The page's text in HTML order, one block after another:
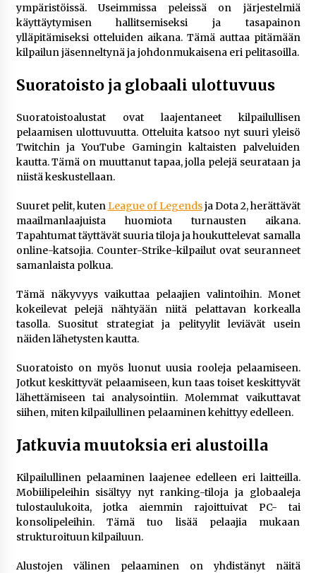
ympäristöissä. Useimmissa peleissä on järjestelmiä
käyttäytymisen hallitsemiseksi ja tasapainon
ylläpitämiseksi otteluiden aikana. Tämä auttaa pitämään
kilpailun jäsenneltynä ja johdonmukaisena eri pelitasoilla.
Suoratoisto ja globaali ulottuvuus
Suoratoistoalustat ovat laajentaneet kilpailullisen
pelaamisen ulottuvuutta. Otteluita katsoo nyt suuri yleisö
Twitchin ja YouTube Gamingin kaltaisten palveluiden
kautta. Tämä on muuttanut tapaa, jolla pelejä seurataan ja
niistä keskustellaan.
Suuret pelit, kutenLeague of Legendsja Dota 2, herättävät
maailmanlaajuista huomiota turnausten aikana.
Tapahtumat täyttävät suuria tiloja ja houkuttelevat samalla
online-katsojia. Counter-Strike-kilpailut ovat seuranneet
samanlaista polkua.
Tämä näkyvyys vaikuttaa pelaajien valintoihin. Monet
kokeilevat pelejä nähtyään niitä pelattavan korkealla
tasolla. Suositut strategiat ja pelityylit leviävät usein
näiden lähetysten kautta.
Suoratoisto on myös luonut uusia rooleja pelaamiseen.
Jotkut keskittyvät pelaamiseen, kun taas toiset keskittyvät
lähettämiseen tai analysointiin. Molemmat vaikuttavat
siihen, miten kilpailullinen pelaaminen kehittyy edelleen.
Jatkuvia muutoksia eri alustoilla
Kilpailullinen pelaaminen laajenee edelleen eri laitteilla.
Mobiilipeleihin sisältyy nyt ranking-tiloja ja globaaleja
tulostaulukoita, jotka aiemmin rajoittuivat PC- tai
konsolipeleihin. Tämä tuo lisää pelaajia mukaan
strukturoituun kilpailuun.
Alustojen välinen pelaaminen on yhdistänyt näitä